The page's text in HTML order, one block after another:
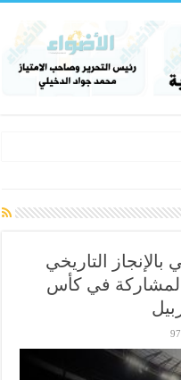
التاريخي
في كأس
97